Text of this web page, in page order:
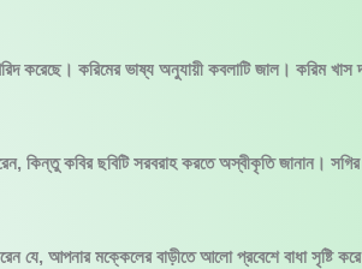
করেছে। করিমের ভাষ্য অনুযায়ী কবলাটি জাল। করিম খাস
কিন্তু কবির ছবিটি সরবরাহ করতে অস্বীকৃতি জানান। সগির
যে, আপনার মক্কেলের বাড়ীতে আলো প্রবেশে বাধা সৃষ্টি